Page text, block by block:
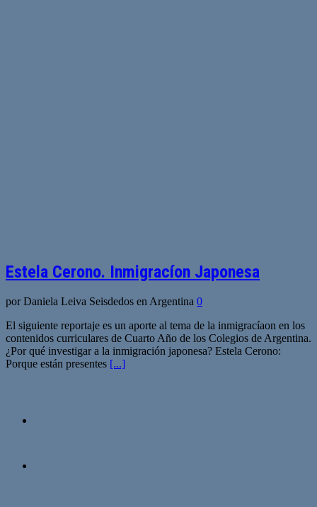
Estela Cerono. Inmigracíon Japonesa
por Daniela Leiva Seisdedos en Argentina 0
El siguiente reportaje es un aporte al tema de la inmigracíaon en los
contenidos curriculares de Cuarto Año de los Colegios de Argentina.
¿Por qué investigar a la inmigración japonesa? Estela Cerono:
Porque están presentes [...]